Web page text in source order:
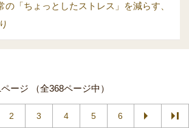
の「ちょっとしたストレス」を減らす、
ページ （全368ページ中）
2 3 4 5 6